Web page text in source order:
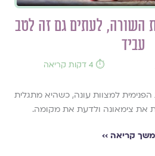
לעתים גם זה לטב
עביד
⏱️ 4 דקות קריאה
למצוות עונה, כשהיא מתגלית
את צימאונה ולדעת את מקומה.
קריאה ››